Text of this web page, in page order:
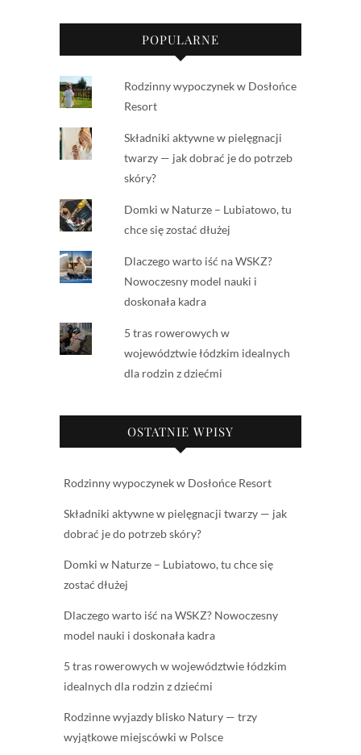
POPULARNE
Rodzinny wypoczynek w Dosłońce
Resort
Składniki aktywne w pielęgnacji
twarzy — jak dobrać je do potrzeb
skóry?
Domki w Naturze – Lubiatowo, tu
chce się zostać dłużej
Dlaczego warto iść na WSKZ?
Nowoczesny model nauki i
doskonała kadra
5 tras rowerowych w
województwie łódzkim idealnych
dla rodzin z dziećmi
OSTATNIE WPISY
Rodzinny wypoczynek w Dosłońce Resort
Składniki aktywne w pielęgnacji twarzy — jak
dobrać je do potrzeb skóry?
Domki w Naturze – Lubiatowo, tu chce się
zostać dłużej
Dlaczego warto iść na WSKZ? Nowoczesny
model nauki i doskonała kadra
5 tras rowerowych w województwie łódzkim
idealnych dla rodzin z dziećmi
Rodzinne wyjazdy blisko Natury — trzy
wyjątkowe miejscówki w Polsce